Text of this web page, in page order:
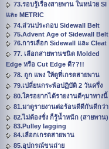
73.รอบรู้เรื่องสายพาน ในหน่วย SI
และ METRIC
74.ส่วนประกอบ Sidewall Belt
75.Advent Age of Sidewall Belt
76.การเลือก Sidewall และ Cleat
77. เลือกสายพานชนิด Molded
Edge หรือ Cut Edge ดี??!!
78. ถูก แพง ให้ดูที่เกรดสายพาน
79.เปลี่ยนกระพ้อปฏิบัติ 2 วันครึ่ง
80.ใครอยากได้รายงานดีๆมาทางนี้
81.มาดูรายงานต่อร้อนดีดีกันดีกว่า
82.ไม่ต้องชั่ง ก็รู้น้ำหนัก (สายพาน)
83.Pulley lagging
84.เลือกเกรดสายพาน
85.อุปกรณ์ขนถ่าย